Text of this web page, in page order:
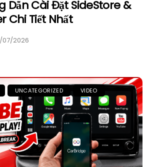
Dẫn Cài Đặt SideStore &
Chi Tiết Nhất
07/2026
UNCATEGORIZED VIDEO